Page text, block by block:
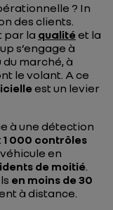
? In
des clients.
par la qualité et la
s’engage à
marché, à
le volant. A ce
est un levier
à une détection
1 000 contrôles
en
de moitié.
en moins de 30
à distance.